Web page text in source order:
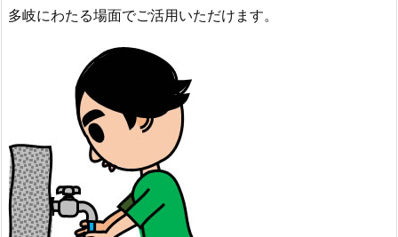
多岐にわたる場面でご活用いただけます。